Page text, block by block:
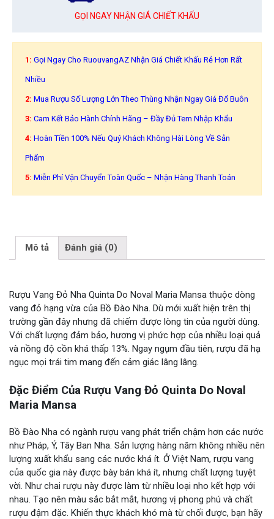
GỌI NGAY NHẬN GIÁ CHIẾT KHẤU
1: Gọi Ngay Cho RuouvangAZ Nhận Giá Chiết Khấu Rẻ Hơn Rất
Nhiều
2: Mua Rượu Số Lượng Lớn Theo Thùng Nhận Ngay Giá Đổ Buôn
3: Cam Kết Bảo Hành Chính Hãng – Đầy Đủ Tem Nhập Khẩu
4: Hoàn Tiền 100% Nếu Quý Khách Không Hài Lòng Về Sản
Phẩm
5: Miễn Phí Vận Chuyển Toàn Quốc – Nhận Hàng Thanh Toán
Mô tả Đánh giá (0)
Rượu Vang Đỏ Nha Quinta Do Noval Maria Mansa thuộc dòng
vang đỏ hạng vừa của Bồ Đào Nha. Dù mới xuất hiện trên thị
trường gần đây nhưng đã chiếm được lòng tin của người dùng.
Với chất lượng đảm bảo, hương vị phức hợp của nhiều loại quả
và nồng độ cồn khá thấp 13%. Ngay ngụm đầu tiên, rượu đã hạ
ngục mọi trái tim mang đến cảm giác lâng lâng.
Đặc Điểm Của Rượu Vang Đỏ Quinta Do Noval
Maria Mansa
Bồ Đào Nha có ngành rượu vang phát triển chậm hơn các nước
như Pháp, Ý, Tây Ban Nha. Sản lượng hàng năm không nhiều nên
lượng xuất khẩu sang các nước khá ít. Ở Việt Nam, rượu vang
của quốc gia này được bày bán khá ít, nhưng chất lượng tuyệt
vời. Như chai rượu này được làm từ nhiều loại nho kết hợp với
nhau. Tạo nên màu sắc bắt mắt, hương vị phong phú và chất
rượu đậm đặc. Khiến thực khách khó mà từ chối được, bạn hãy